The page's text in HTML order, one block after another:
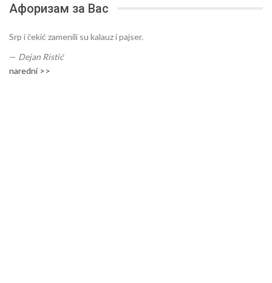
Афоризам за Вас
Srp i čekić zamenili su kalauz i pajser.
— Dejan Ristić
naredni >>